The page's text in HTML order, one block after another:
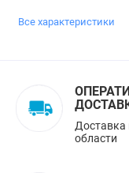
Все характеристики
Доставка
области